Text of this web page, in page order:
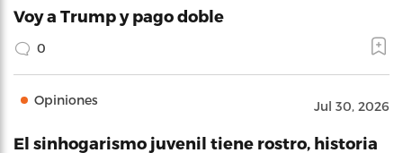
Voy a Trump y pago doble
0
Opiniones Jul 30, 2026
El sinhogarismo juvenil tiene rostro, historia